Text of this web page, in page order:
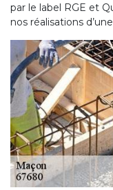
par le label RGE et
nos réalisations